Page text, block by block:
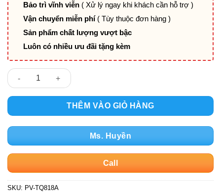
Bảo trì vĩnh viễn ( Xử lý ngay khi khách cần hỗ trợ )
Vận chuyển miễn phí ( Tùy thuộc đơn hàng )
Sản phẩm chất lượng vượt bậc
Luôn có nhiều ưu đãi tặng kèm
Ghế lưới nhân viên PV-TQ818A số lượng
THÊM VÀO GIỎ HÀNG
Ms. Huyền
Call
SKU: PV-TQ818A